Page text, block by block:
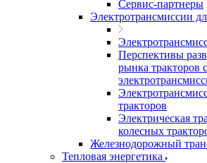
Сервис-партнеры
Электротрансмиссии
Перспективы
рынка тракторов с
тракторов
Электрическая
колесных
Железнодорожный
Тепловая энергетика